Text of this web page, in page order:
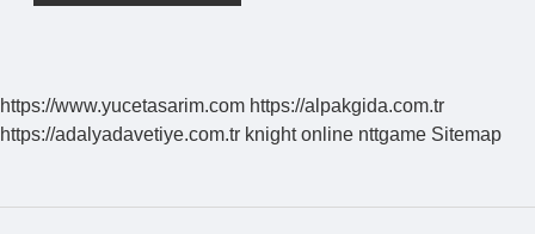
https://www.yucetasarim.com https://alpakgida.com.tr
https://adalyadavetiye.com.tr knight online nttgame Sitemap